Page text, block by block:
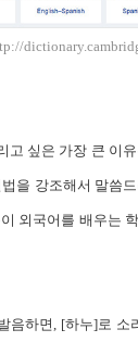
고 싶은 가장 큰 이
을 강조해서 말씀
외국어를 배우는
음하면, [하누]로 소